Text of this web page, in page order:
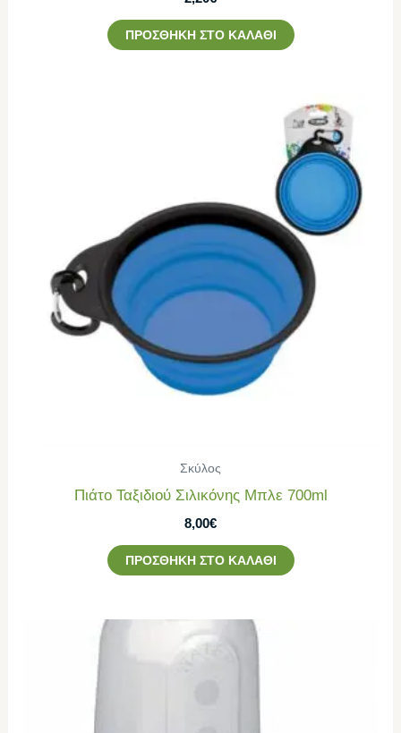
ΠΡΟΣΘΉΚΗ ΣΤΟ ΚΑΛΆΘΙ
Σκύλος
Πιάτο Ταξιδιού Σιλικόνης Μπλε 700ml
8,00€
ΠΡΟΣΘΉΚΗ ΣΤΟ ΚΑΛΆΘΙ